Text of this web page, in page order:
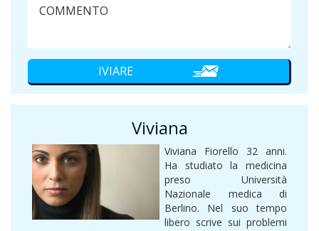
Viviana
Viviana Fiorello 32 anni.
Ha studiato la medicina
preso Università
Nazionale medica di
Berlino. Nel suo tempo
libero scrive sui problemi